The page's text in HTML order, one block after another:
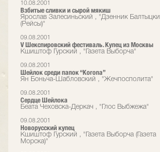
10.08.2001
Взбитые сливки и сырой мякиш
Ярослав Залесиньский , "Дзенник Балтыцки
(Рейсы)"
09.08.2001
V Шекспировский фестиваль. Купец из Москвы
Кшиштоф Гурский , "Газета Выборча"
09.08.2001
Шейлок среди папок “Korona”
Ян Боньча-Шабловский , "Жечпосполита"
09.08.2001
Сердце Шейлока
Беата Чеховска-Деркач , "Глос Выбжежа"
09.08.2001
Новорусский купец
Кшиштоф Гурский , "Газета Выборча (Газета
Морска)"